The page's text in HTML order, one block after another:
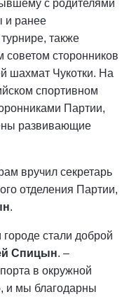
с родителями
и ранее
также
сторонников
шахмат Чукотки. На
спортивном
Партии,
развивающие
вручил секретарь
отделения Партии,
.
стали доброй
Спицын. –
в окружной
и мы благодарны